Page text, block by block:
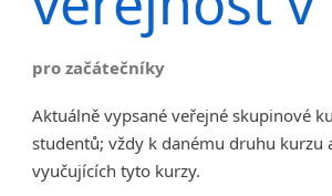
Chrudim
Hodonín
Klatovy
Kolín
Most
pro začátečníky
Aktuálně vypsané veřejné skupinové
studentů; vždy k danému druhu kurzu
vyučujících tyto kurzy.